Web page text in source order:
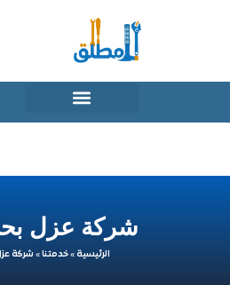
شركة عزل بحي
خدمتنا»شركة عزل بحي